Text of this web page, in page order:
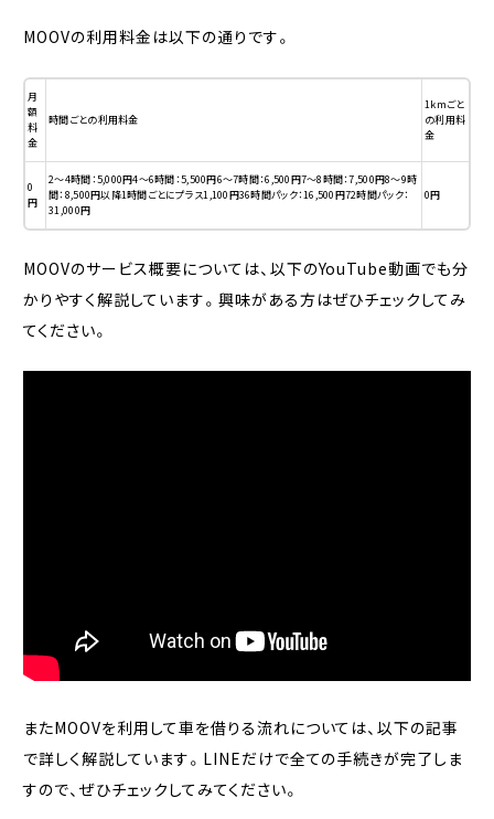
MOOVの利用料金は以下の通りです。
月
額
料
金
時間ごとの利用料金
1kmごと
の利用料
金
0
円
2〜4時間：5,000円4〜6時間：5,500円6〜7時間：6,500円7〜8時間：7,500円8〜9時
間：8,500円以降1時間ごとにプラス1,100円36時間パック：16,500円72時間パック：
31,000円
0円
MOOVのサービス概要については、以下のYouTube動画でも分
かりやすく解説しています。興味がある方はぜひチェックしてみ
てください。
またMOOVを利用して車を借りる流れについては、以下の記事
で詳しく解説しています。LINEだけで全ての手続きが完了しま
すので、ぜひチェックしてみてください。